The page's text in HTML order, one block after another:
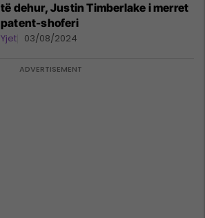
të dehur, Justin Timberlake i merret
patent-shoferi
Yjet 03/08/2024